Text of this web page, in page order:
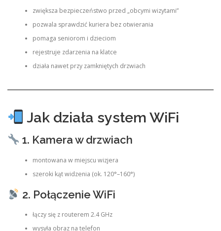
zwiększa bezpieczeństwo przed „obcymi wizytami”
pozwala sprawdzić kuriera bez otwierania
pomaga seniorom i dzieciom
rejestruje zdarzenia na klatce
działa nawet przy zamkniętych drzwiach
Jak działa system WiFi
1. Kamera w drzwiach
montowana w miejscu wizjera
szeroki kąt widzenia (ok. 120°–160°)
2. Połączenie WiFi
łączy się z routerem 2.4 GHz
wysyła obraz na telefon